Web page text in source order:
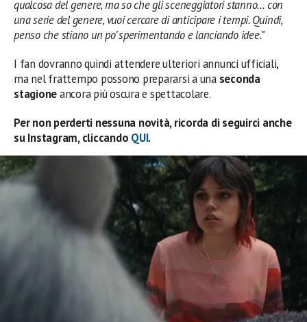
qualcosa del genere, ma so che gli sceneggiatori stanno… con
una serie del genere, vuoi cercare di anticipare i tempi. Quindi,
penso che stiano un po’ sperimentando e lanciando idee.”
I fan dovranno quindi attendere ulteriori annunci ufficiali,
ma nel frattempo possono prepararsi a una seconda
stagioneancora più oscura e spettacolare.
Per non perderti nessuna novità, ricorda di seguirci anche
su Instagram, cliccando QUI.